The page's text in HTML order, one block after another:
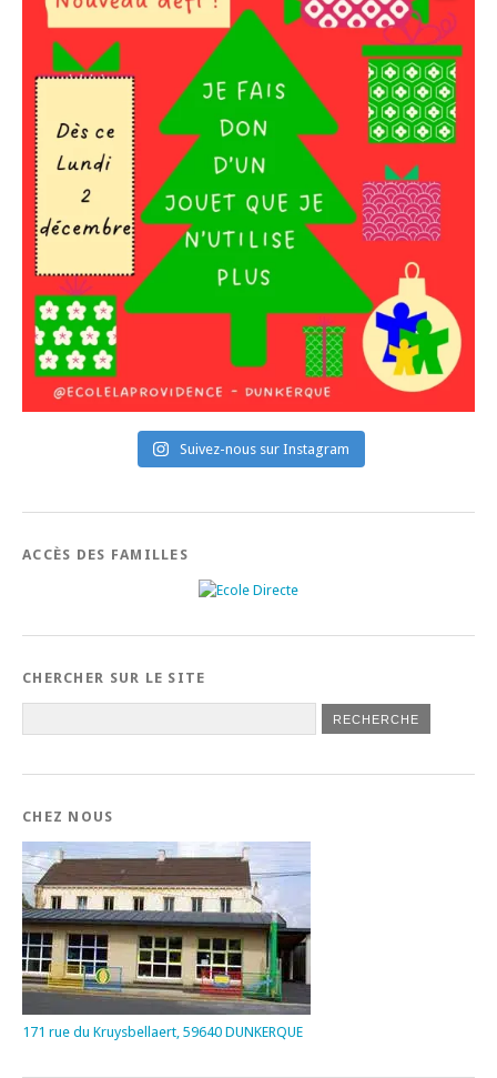
Suivez-nous sur Instagram
ACCÈS DES FAMILLES
CHERCHER SUR LE SITE
CHEZ NOUS
171 rue du Kruysbellaert, 59640 DUNKERQUE